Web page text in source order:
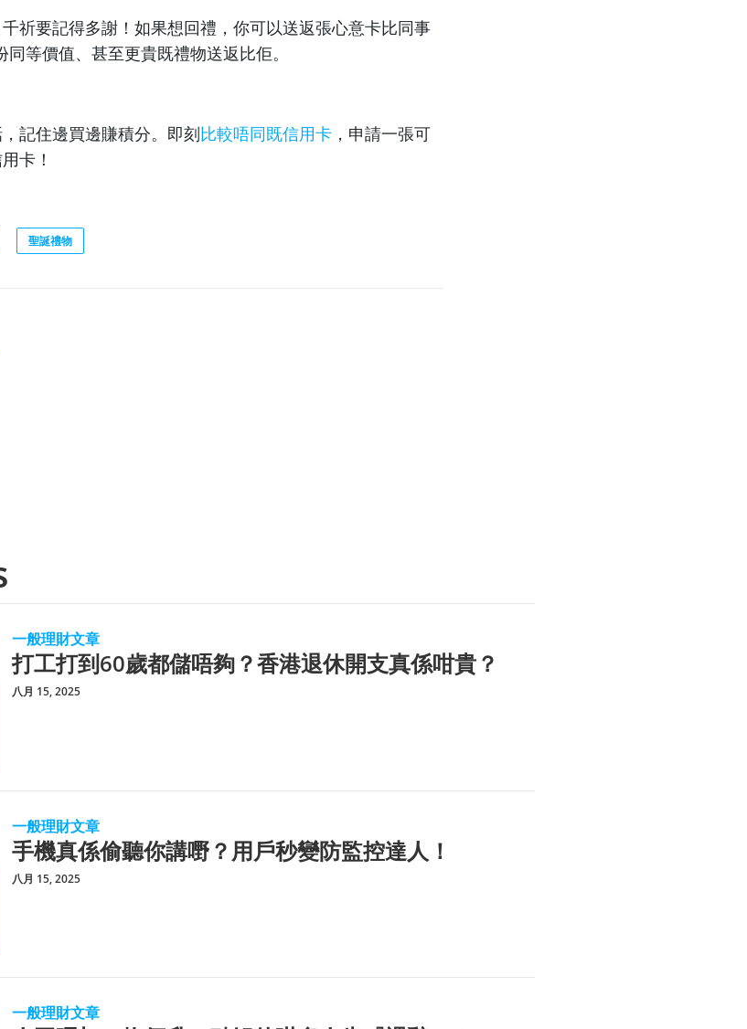
祈要記得多謝！如果想回禮，你可以送返張心意卡比同事
等價值、甚至更貴既禮物送返比佢。
記住邊買邊賺積分。即刻比較唔同既信用卡 ，申請一張可
卡！
聖誕禮物
一般理財文章
打工打到60歲都儲唔夠？香港退休開支真係咁貴？
八月 15, 2025
一般理財文章
手機真係偷聽你講嘢？用戶秒變防監控達人！
八月 15, 2025
一般理財文章